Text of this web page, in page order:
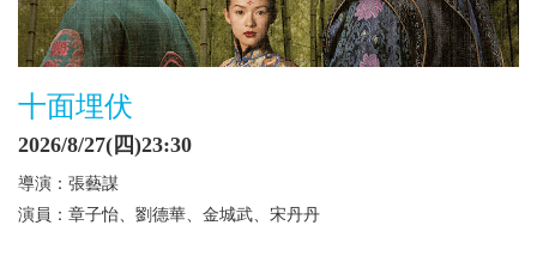
十面埋伏
2026/8/27(四)23:30
導演：張藝謀
演員：章子怡、劉德華、金城武、宋丹丹